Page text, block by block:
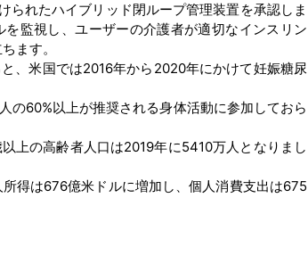
られたハイブリッド閉ループ管理装置を承認しま
を監視し、ユーザーの介護者が適切なインスリン
ます。
、米国では2016年から2020年にかけて妊娠糖尿
の60%以上が推奨される身体活動に参加しておら
上の高齢者人口は2019年に5410万人となりまし
得は676億米ドルに増加し、個人消費支出は675